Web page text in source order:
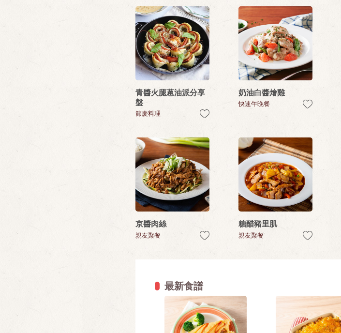
青醬火腿蔥油派分享
盤
節慶料理
奶油白醬燴雞
快速午晚餐
京醬肉絲
親友聚餐
糖醋豬里肌
親友聚餐
最新食譜